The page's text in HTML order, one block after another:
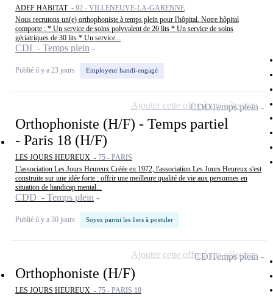
ADEF HABITAT - 92 - VILLENEUVE-LA-GARENNE
Nous recrutons un(e) orthophoniste à temps plein pour l'hôpital. Notre hôpital
comporte : * Un service de soins polyvalent de 20 lits * Un service de soins
gériatriques de 30 lits * Un service...
CDI - Temps plein
Publié il y a 23 jours Employeur handi-engagé
Orthophoniste (H/F) - Temps partiel
- Paris 18 (H/F)
LES JOURS HEUREUX - 75 - PARIS
L'association Les Jours Heureux Créée en 1972, l'association Les Jours Heureux s'est
construite sur une idée forte : offrir une meilleure qualité de vie aux personnes en
situation de handicap mental...
CDD - Temps plein
Publié il y a 30 jours Soyez parmi les 1ers à postuler
CDDTemps plein
Ajouter cette offre à ma sélection
Orthophoniste (H/F)
LES JOURS HEUREUX - 75 - PARIS 18
CDITemps plein
Ajouter cette offre à ma sélection